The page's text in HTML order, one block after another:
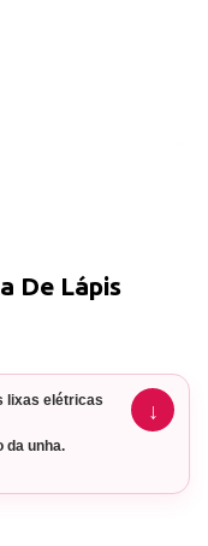
De Lápis
lixas elétricas
da unha.